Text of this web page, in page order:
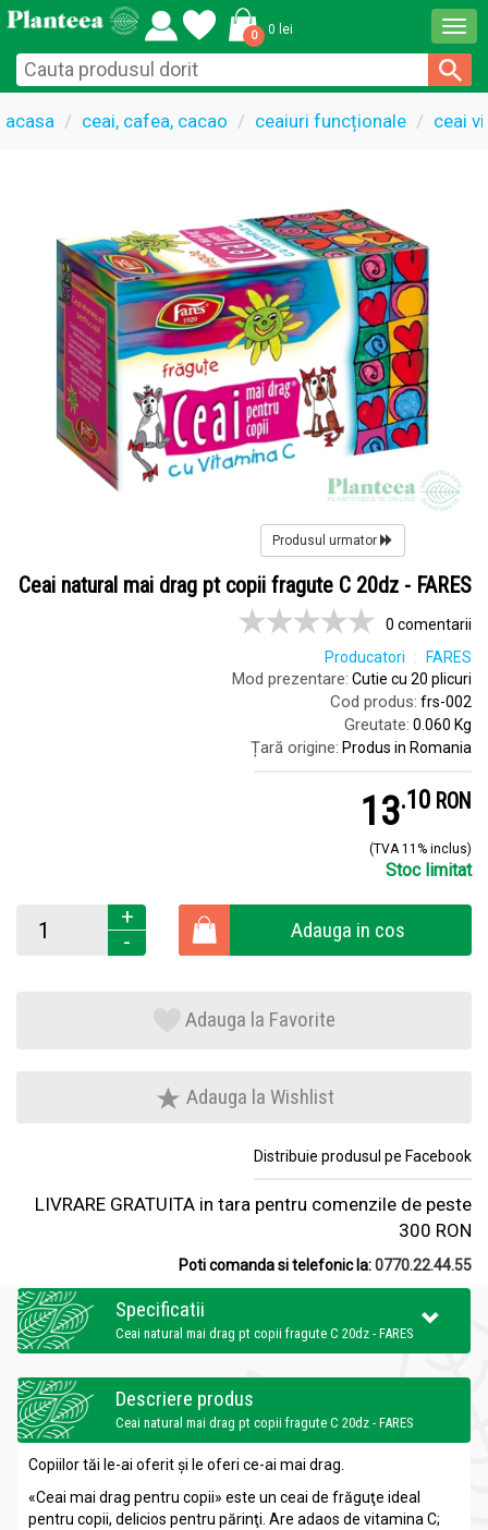
0 0 lei
acasa ceai, cafea, cacao ceaiuri funcționale ceai
Produsul urmator
Ceai natural mai drag pt copii fragute C 20dz - FARES
0 comentarii
Producatori
FARES
Mod prezentare: Cutie cu 20 plicuri
Cod produs: frs-002
Greutate: 0.060 Kg
Țară origine: Produs in Romania
13.1 RON
(TVA 11% inclus)
Stoc limitat
+
-
Adauga in cos
Adauga la Favorite
Adauga la Wishlist
Distribuie produsul pe Facebook
LIVRARE GRATUITA in tara pentru comenzile de peste
300 RON
Poti comanda si telefonic la:0770.22.44.55
Specificatii
Ceai natural mai drag pt copii fragute C 20dz - FARES
Descriere produs
Ceai natural mai drag pt copii fragute C 20dz - FARES
Copiilor tăi le-ai oferit şi le oferi ce-ai mai drag.
«Ceai mai drag pentru copii» este un ceai de frăguţe ideal
pentru copii, delicios pentru părinţi. Are adaos de vitamina C;